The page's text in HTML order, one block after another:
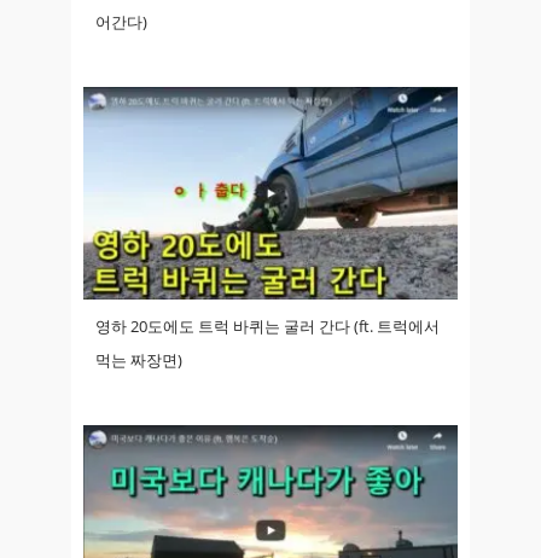
어간다)
영하 20도에도 트럭 바퀴는 굴러 간다 (ft. 트럭에서
먹는 짜장면)